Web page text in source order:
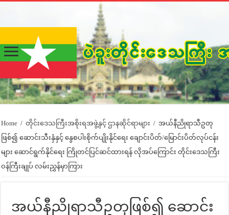
Home / တိုင်းဒေသကြီးအစိုးရအဖွဲ့နှင့် ဌာနဆိုင်ရာများ / အယ်နီညိုရာသီဥတု
ဖြစ်၍ ဆောင်းသီးနှံနှင့် နွေစပါးစိုက်ပျိုးနိုင်ရေး ချောင်းပိတ်/မြောင်းပိတ်လုပ်ငန်း
များ ဆောင်ရွက်နိုင်ရေး ကြိုတင်ပြင်ဆင်ထားရန် လိုအပ်ကြောင်း တိုင်းဒေသကြီး
ဝန်ကြီးချုပ် လမ်းညွှန်မှာကြား
အယ်နီညိုရာသီဥတုဖြစ်၍ ဆောင်း